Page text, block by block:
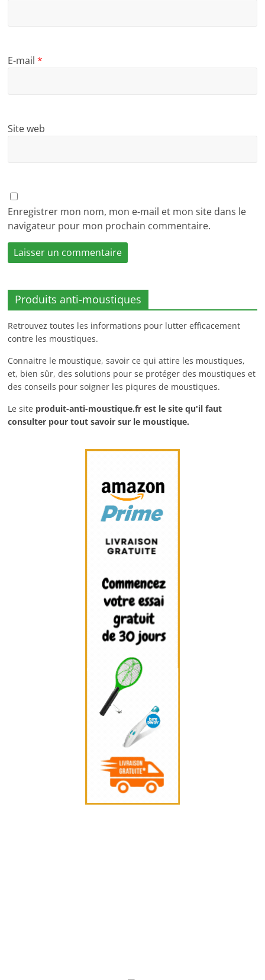
E-mail*
Site web
Enregistrer mon nom, mon e-mail et mon site dans le
navigateur pour mon prochain commentaire.
Produits anti-moustiques
Retrouvez toutes les informations pour lutter efficacement
contre les moustiques.
Connaitre le moustique, savoir ce qui attire les moustiques,
et, bien sûr, des solutions pour se protéger des moustiques et
des conseils pour soigner les piqures de moustiques.
Le site produit-anti-moustique.fr est le site qu'il faut
consulter pour tout savoir sur le moustique.